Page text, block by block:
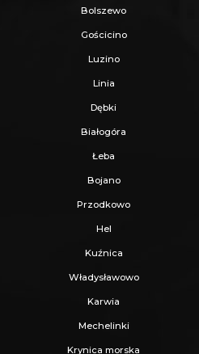
PZU.
Ofertę
znajdziesz na naszej
Bolszewo
Gościcino
Luzino
Linia
Dębki
Białogóra
Łeba
Bojano
Przodkowo
Hel
Kuźnica
Władysławowo
Karwia
Mechelinki
Krynica morska